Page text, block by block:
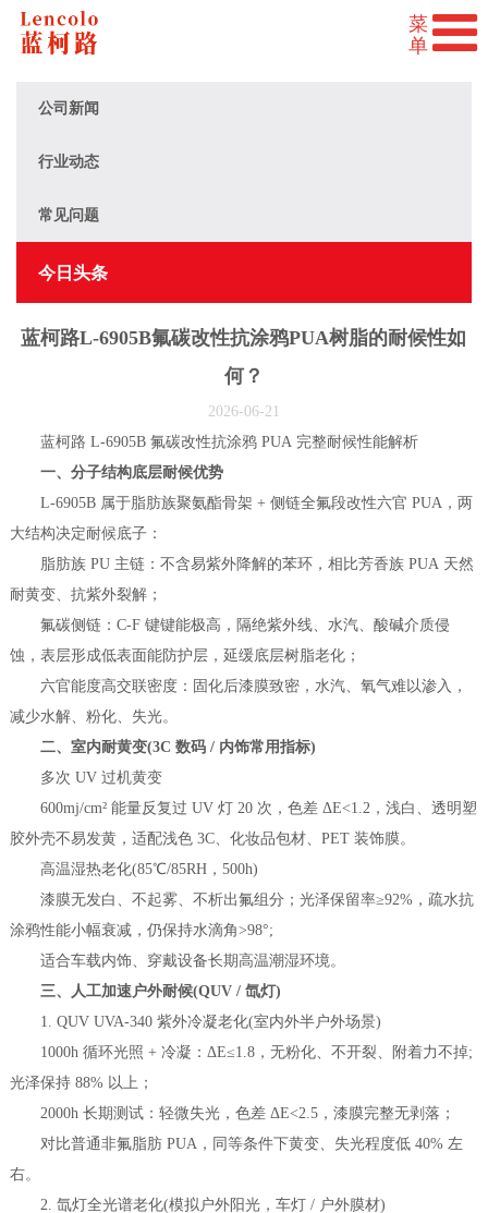
公司新闻
行业动态
常见问题
今日头条
蓝柯路L-6905B氟碳改性抗涂鸦PUA树脂的耐候性如
何？
2026-06-21
蓝柯路 L-6905B 氟碳改性抗涂鸦 PUA 完整耐候性能解析
一、分子结构底层耐候优势
L-6905B 属于脂肪族聚氨酯骨架 + 侧链全氟段改性六官 PUA，两
大结构决定耐候底子：
脂肪族 PU 主链：不含易紫外降解的苯环，相比芳香族 PUA 天然
耐黄变、抗紫外裂解；
氟碳侧链：C-F 键键能极高，隔绝紫外线、水汽、酸碱介质侵
蚀，表层形成低表面能防护层，延缓底层树脂老化；
六官能度高交联密度：固化后漆膜致密，水汽、氧气难以渗入，
减少水解、粉化、失光。
二、室内耐黄变(3C 数码 / 内饰常用指标)
多次 UV 过机黄变
600mj/cm² 能量反复过 UV 灯 20 次，色差 ΔE<1.2，浅白、透明塑
胶外壳不易发黄，适配浅色 3C、化妆品包材、PET 装饰膜。
高温湿热老化(85℃/85RH，500h)
漆膜无发白、不起雾、不析出氟组分；光泽保留率≥92%，疏水抗
涂鸦性能小幅衰减，仍保持水滴角>98°;
适合车载内饰、穿戴设备长期高温潮湿环境。
三、人工加速户外耐候(QUV / 氙灯)
1. QUV UVA-340 紫外冷凝老化(室内外半户外场景)
1000h 循环光照 + 冷凝：ΔE≤1.8，无粉化、不开裂、附着力不掉;
光泽保持 88% 以上；
2000h 长期测试：轻微失光，色差 ΔE<2.5，漆膜完整无剥落；
对比普通非氟脂肪 PUA，同等条件下黄变、失光程度低 40% 左
右。
2. 氙灯全光谱老化(模拟户外阳光，车灯 / 户外膜材)